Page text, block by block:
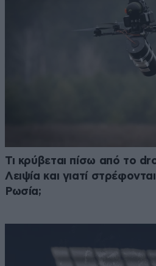
Τι κρύβεται πίσω από το
Λειψία και γιατί
Ρωσία;